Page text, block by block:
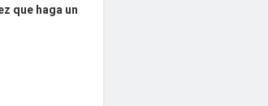
que haga un